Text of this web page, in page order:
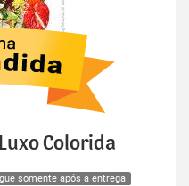
Colorida
somente após a entrega